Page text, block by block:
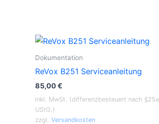
Dokumentation
ReVox B251 Serviceanleitung
85,00€
inkl. MwSt. (differenzbesteuert nach §25a
UStG.)
zzgl. Versandkosten